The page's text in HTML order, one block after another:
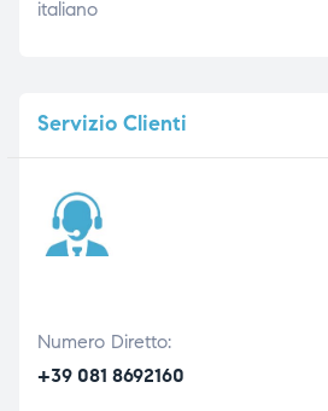
italiano
ServizioClienti
Numero Diretto:
+39 081 8692160